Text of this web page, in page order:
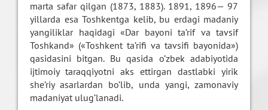
marta safar qilgan (1873, 1883). 1891, 1896— 97
yillarda esa Toshkentga kelib, bu erdagi madaniy
yangiliklar haqidagi «Dar bayoni ta’rif va tavsif
Toshkand» («Toshkent ta’rifi va tavsifi bayonida»)
qasidasini bitgan. Bu qasida o’zbek adabiyotida
ijtimoiy taraqqiyotni aks ettirgan dastlabki yirik
she’riy asarlardan bo’lib, unda yangi, zamonaviy
madaniyat ulug’lanadi.